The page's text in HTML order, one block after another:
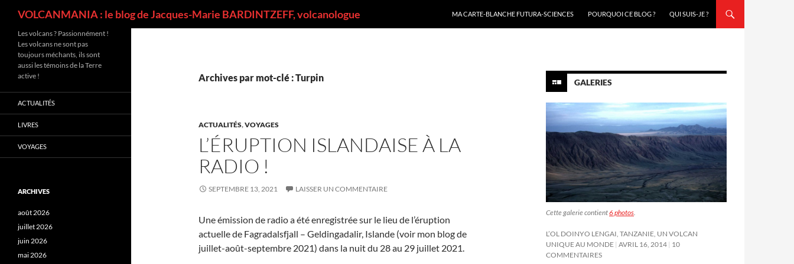
VOLCANMANIA : le blog de Jacques-Marie BARDINTZEFF, volcanologue
MA CARTE-BLANCHE FUTURA-SCIENCES
POURQUOI CE BLOG ? QUI SUIS-JE ?
Archives par mot-clé : Turpin
ACTUALITÉS,VOYAGES
L’ÉRUPTION ISLANDAISE À LA
RADIO !
SEPTEMBRE 13, 2021 LAISSER UN COMMENTAIRE
Une émission de radio a été enregistrée sur le lieu de l’éruption
actuelle de Fagradalsfjall – Geldingadalir, Islande (voir mon blog de
juillet-août-septembre 2021) dans la nuit du 28 au 29 juillet 2021.
GALERIES
Cette galerie contient6 photos.
L’OL DOINYO LENGAI, TANZANIE, UN VOLCAN
UNIQUE AU MONDE AVRIL 16, 2014 10
COMMENTAIRES
Les volcans ? Passionnément !
Les volcans ne sont pas
toujours méchants, ils sont
aussi les témoins de la Terre
active !
ACTUALITÉS
LIVRES
VOYAGES
ARCHIVES
août 2026
juillet 2026
juin 2026
mai 2026